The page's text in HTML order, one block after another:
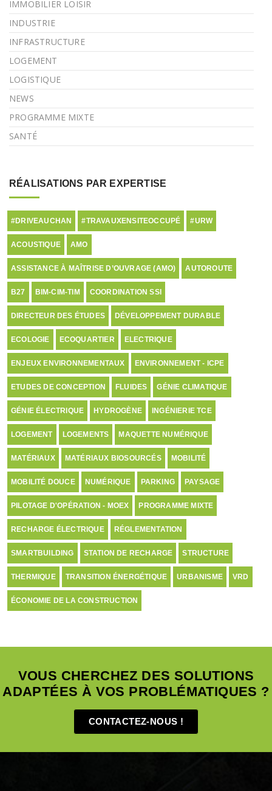
IMMOBILIER LOISIR
INDUSTRIE
INFRASTRUCTURE
LOGEMENT
LOGISTIQUE
NEWS
PROGRAMME MIXTE
SANTÉ
RÉALISATIONS PAR EXPERTISE
#DRIVEAUCHAN #TRAVAUXENSITEOCCUPÉ #URW
ACOUSTIQUE AMO
ASSISTANCE À MAÎTRISE D’OUVRAGE (AMO) AUTOROUTE
B27 BIM-CIM-TIM COORDINATION SSI
DIRECTEUR DES ÉTUDES DÉVELOPPEMENT DURABLE
ECOLOGIE ECOQUARTIER ELECTRIQUE
ENJEUX ENVIRONNEMENTAUX ENVIRONNEMENT - ICPE
ETUDES DE CONCEPTION FLUIDES GÉNIE CLIMATIQUE
GÉNIE ÉLECTRIQUE HYDROGÈNE INGÉNIERIE TCE
LOGEMENT LOGEMENTS MAQUETTE NUMÉRIQUE
MATÉRIAUX MATÉRIAUX BIOSOURCÉS MOBILITÉ
MOBILITÉ DOUCE NUMÉRIQUE PARKING PAYSAGE
PILOTAGE D'OPÉRATION - MOEX PROGRAMME MIXTE
RECHARGE ÉLECTRIQUE RÉGLEMENTATION
SMARTBUILDING STATION DE RECHARGE STRUCTURE
THERMIQUE TRANSITION ÉNERGÉTIQUE URBANISME VRD
ÉCONOMIE DE LA CONSTRUCTION
VOUS CHERCHEZ DES SOLUTIONS
ADAPTÉES À VOS PROBLÉMATIQUES ?
CONTACTEZ-NOUS !